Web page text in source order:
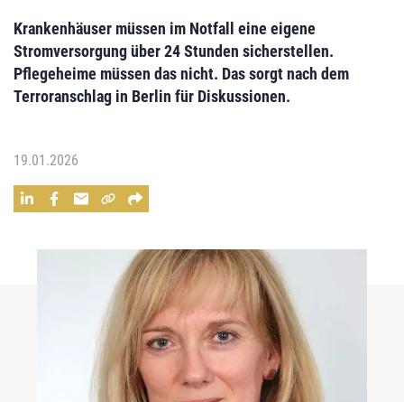
Krankenhäuser müssen im Notfall eine eigene
Stromversorgung über 24 Stunden sicherstellen.
Pflegeheime müssen das nicht. Das sorgt nach dem
Terroranschlag in Berlin für Diskussionen.
19.01.2026